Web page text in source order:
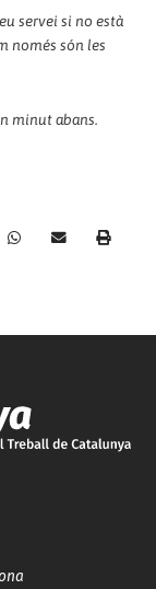
servei si no està
només són les
minut abans.